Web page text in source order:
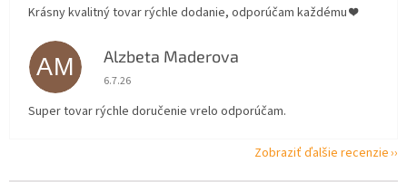
Krásny kvalitný tovar rýchle dodanie, odporúčam každému ❤️
AM Alzbeta Maderova
Hodnotenie obchodu je 5 z 5 hviezdičiek.
6.7.26
Super tovar rýchle doručenie vrelo odporúčam.
Zobraziť ďalšie recenzie